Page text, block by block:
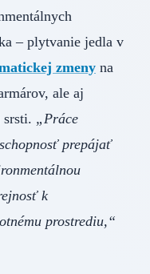
– plytvanie jedla v
zmeny na
ale aj
srsti. „Práce
prepájať
k
prostrediu,“